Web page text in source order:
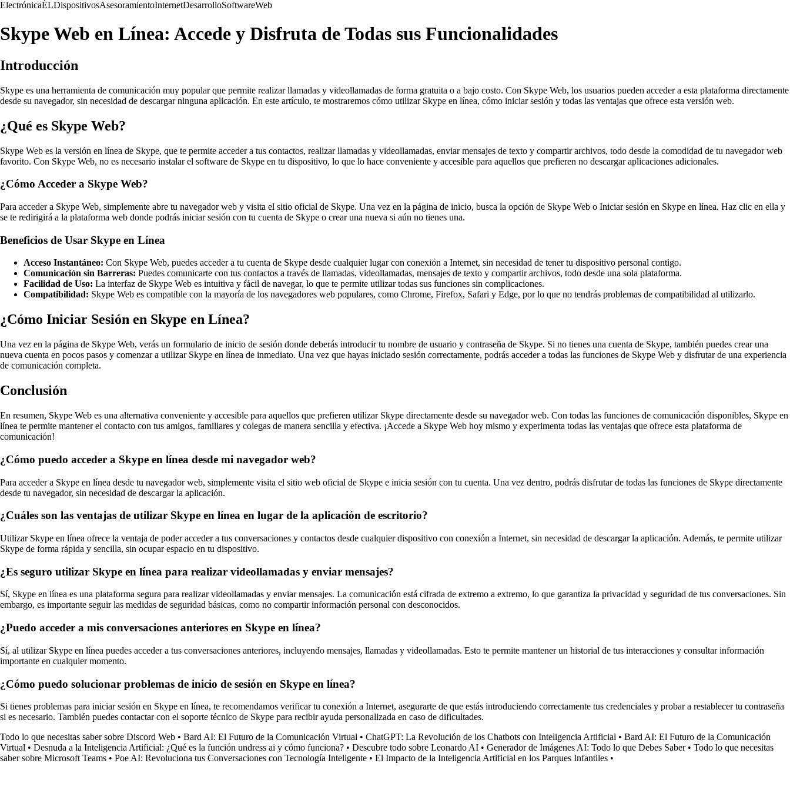
ElectrónicaÉLDispositivosAsesoramientoInternetDesarrolloSoftwareWeb
Skype Web en Línea: Accede y Disfruta de Todas sus Funcionalidades
Introducción
Skype es una herramienta de comunicación muy popular que permite realizar llamadas y videollamadas de forma gratuita o a bajo costo. Con Skype Web, los usuarios pueden acceder a esta plataforma directamente
desde su navegador, sin necesidad de descargar ninguna aplicación. En este artículo, te mostraremos cómo utilizar Skype en línea, cómo iniciar sesión y todas las ventajas que ofrece esta versión web.
¿Qué es Skype Web?
Skype Web es la versión en línea de Skype, que te permite acceder a tus contactos, realizar llamadas y videollamadas, enviar mensajes de texto y compartir archivos, todo desde la comodidad de tu navegador web
favorito. Con Skype Web, no es necesario instalar el software de Skype en tu dispositivo, lo que lo hace conveniente y accesible para aquellos que prefieren no descargar aplicaciones adicionales.
¿Cómo Acceder a Skype Web?
Para acceder a Skype Web, simplemente abre tu navegador web y visita el sitio oficial de Skype. Una vez en la página de inicio, busca la opción de Skype Web o Iniciar sesión en Skype en línea. Haz clic en ella y
se te redirigirá a la plataforma web donde podrás iniciar sesión con tu cuenta de Skype o crear una nueva si aún no tienes una.
Beneficios de Usar Skype en Línea
Acceso Instantáneo: Con Skype Web, puedes acceder a tu cuenta de Skype desde cualquier lugar con conexión a Internet, sin necesidad de tener tu dispositivo personal contigo.
Comunicación sin Barreras: Puedes comunicarte con tus contactos a través de llamadas, videollamadas, mensajes de texto y compartir archivos, todo desde una sola plataforma.
Facilidad de Uso: La interfaz de Skype Web es intuitiva y fácil de navegar, lo que te permite utilizar todas sus funciones sin complicaciones.
Compatibilidad: Skype Web es compatible con la mayoría de los navegadores web populares, como Chrome, Firefox, Safari y Edge, por lo que no tendrás problemas de compatibilidad al utilizarlo.
¿Cómo Iniciar Sesión en Skype en Línea?
Una vez en la página de Skype Web, verás un formulario de inicio de sesión donde deberás introducir tu nombre de usuario y contraseña de Skype. Si no tienes una cuenta de Skype, también puedes crear una
nueva cuenta en pocos pasos y comenzar a utilizar Skype en línea de inmediato. Una vez que hayas iniciado sesión correctamente, podrás acceder a todas las funciones de Skype Web y disfrutar de una experiencia
de comunicación completa.
Conclusión
En resumen, Skype Web es una alternativa conveniente y accesible para aquellos que prefieren utilizar Skype directamente desde su navegador web. Con todas las funciones de comunicación disponibles, Skype en
línea te permite mantener el contacto con tus amigos, familiares y colegas de manera sencilla y efectiva. ¡Accede a Skype Web hoy mismo y experimenta todas las ventajas que ofrece esta plataforma de
comunicación!
¿Cómo puedo acceder a Skype en línea desde mi navegador web?
Para acceder a Skype en línea desde tu navegador web, simplemente visita el sitio web oficial de Skype e inicia sesión con tu cuenta. Una vez dentro, podrás disfrutar de todas las funciones de Skype directamente
desde tu navegador, sin necesidad de descargar la aplicación.
¿Cuáles son las ventajas de utilizar Skype en línea en lugar de la aplicación de escritorio?
Utilizar Skype en línea ofrece la ventaja de poder acceder a tus conversaciones y contactos desde cualquier dispositivo con conexión a Internet, sin necesidad de descargar la aplicación. Además, te permite utilizar
Skype de forma rápida y sencilla, sin ocupar espacio en tu dispositivo.
¿Es seguro utilizar Skype en línea para realizar videollamadas y enviar mensajes?
Sí, Skype en línea es una plataforma segura para realizar videollamadas y enviar mensajes. La comunicación está cifrada de extremo a extremo, lo que garantiza la privacidad y seguridad de tus conversaciones. Sin
embargo, es importante seguir las medidas de seguridad básicas, como no compartir información personal con desconocidos.
¿Puedo acceder a mis conversaciones anteriores en Skype en línea?
Sí, al utilizar Skype en línea puedes acceder a tus conversaciones anteriores, incluyendo mensajes, llamadas y videollamadas. Esto te permite mantener un historial de tus interacciones y consultar información
importante en cualquier momento.
¿Cómo puedo solucionar problemas de inicio de sesión en Skype en línea?
Si tienes problemas para iniciar sesión en Skype en línea, te recomendamos verificar tu conexión a Internet, asegurarte de que estás introduciendo correctamente tus credenciales y probar a restablecer tu contraseña
si es necesario. También puedes contactar con el soporte técnico de Skype para recibir ayuda personalizada en caso de dificultades.
Todo lo que necesitas saber sobre Discord Web • Bard AI: El Futuro de la Comunicación Virtual • ChatGPT: La Revolución de los Chatbots con Inteligencia Artificial • Bard AI: El Futuro de la Comunicación
Virtual • Desnuda a la Inteligencia Artificial: ¿Qué es la función undress ai y cómo funciona? • Descubre todo sobre Leonardo AI • Generador de Imágenes AI: Todo lo que Debes Saber• Todo lo que necesitas
saber sobre Microsoft Teams • Poe AI: Revoluciona tus Conversaciones con Tecnología Inteligente • El Impacto de la Inteligencia Artificial en los Parques Infantiles •